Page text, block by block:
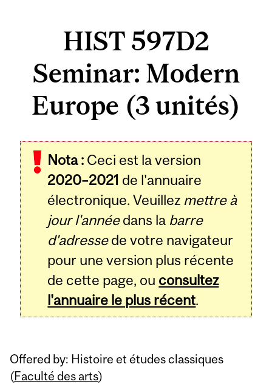
HIST 597D2
Seminar: Modern
Europe (3 unités)
Nota : Ceci est la version
2020–2021 de l'annuaire
électronique. Veuillez mettre à
jour l'annéedans la barre
d'adressede votre navigateur
pour une version plus récente
de cette page, ou consultez
l'annuaire le plus récent.
Offered by: Histoire et études classiques
(Faculté des arts)
Related
Content